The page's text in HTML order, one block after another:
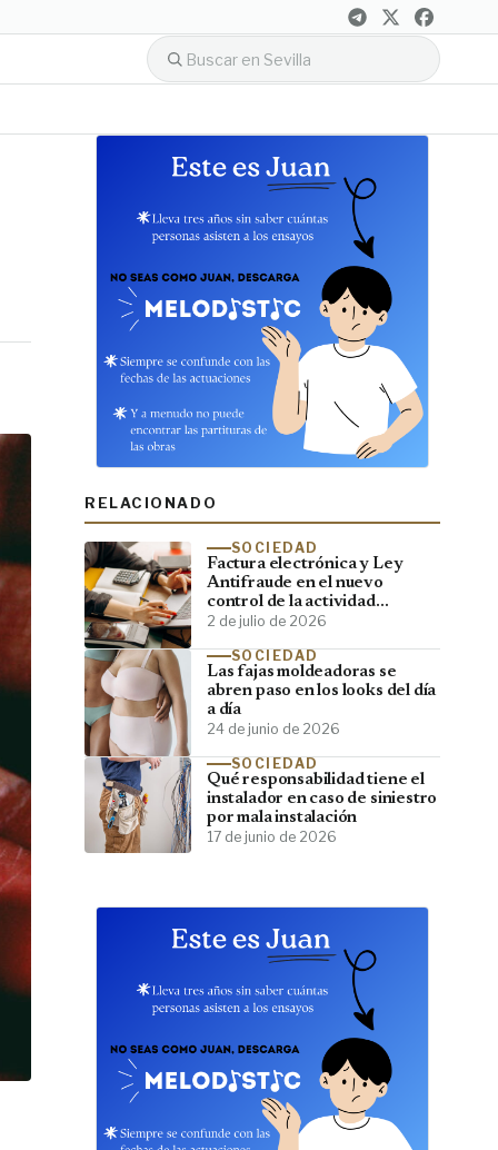
RELACIONADO
SOCIEDAD
Factura electrónica y Ley
Antifraude en el nuevo
control de la actividad
empresarial
2 de julio de 2026
SOCIEDAD
Las fajas moldeadoras se
abren paso en los looks del día
a día
24 de junio de 2026
SOCIEDAD
Qué responsabilidad tiene el
instalador en caso de siniestro
por mala instalación
17 de junio de 2026